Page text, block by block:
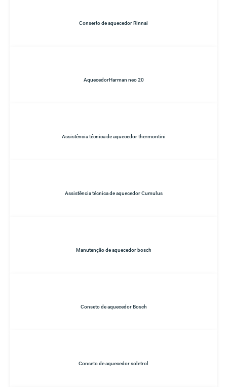
Conserto de aquecedor Rinnai
AquecedorHarman neo 20
Assistência técnica de aquecedor thermontini
Assistência técnica de aquecedor Cumulus
Manutenção de aquecedor bosch
Conseto de aquecedor Bosch
Conseto de aquecedor soletrol